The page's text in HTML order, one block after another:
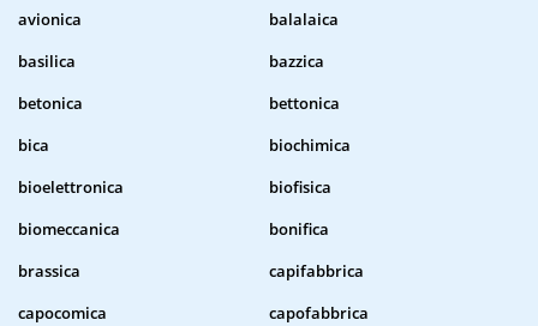
avionica
balalaica
basilica
bazzica
betonica
bettonica
bica
biochimica
bioelettronica
biofisica
biomeccanica
bonifica
brassica
capifabbrica
capocomica
capofabbrica